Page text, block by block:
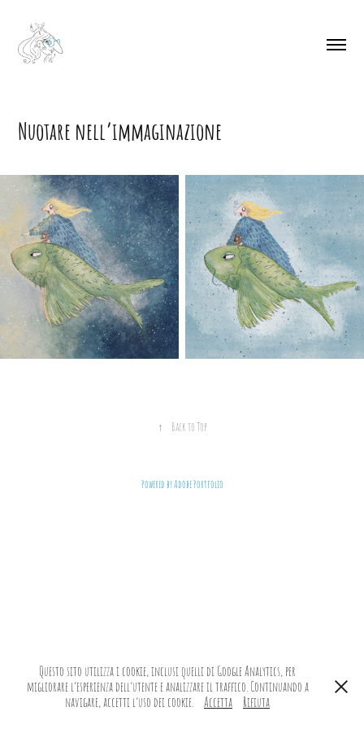
Nuotare nell’immaginazione
↑ Back to Top
Powered byAdobe Portfolio
Questo sito utilizza i cookie, inclusi quelli di Google Analytics, per
migliorare l’esperienza dell’utente e analizzare il traffico. Continuando a
navigare, accetti l’uso dei cookie.
Accetta Rifiuta